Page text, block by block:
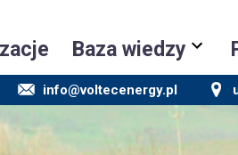
Baza wiedzy
info@voltecenergy.pl